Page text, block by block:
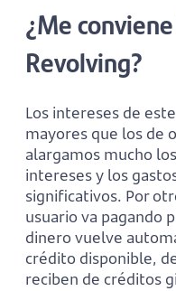
¿Me
Revolving?
Los intereses de
mayores que los de
alargamos mucho
intereses y los
significativos. Por
usuario va pagando
dinero vuelve
crédito disponible,
reciben de créditos